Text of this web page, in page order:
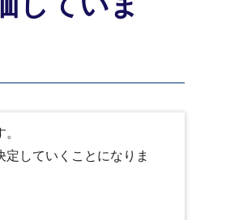
していくことになりま